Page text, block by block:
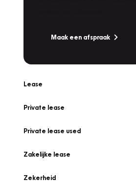
Maak een afspraak
Lease
Private lease
Private lease used
Zakelijke lease
Zekerheid